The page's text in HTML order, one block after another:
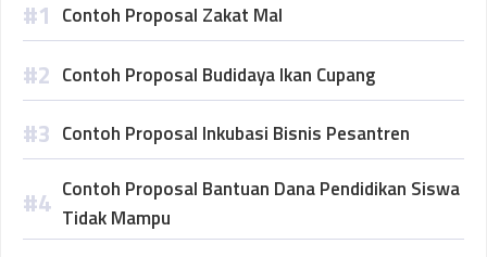
Contoh Proposal Zakat Mal
Contoh Proposal Budidaya Ikan Cupang
Contoh Proposal Inkubasi Bisnis Pesantren
Contoh Proposal Bantuan Dana Pendidikan Siswa
Tidak Mampu